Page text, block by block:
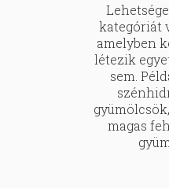
kategóriát
amelyben
létezik
sem.
magas